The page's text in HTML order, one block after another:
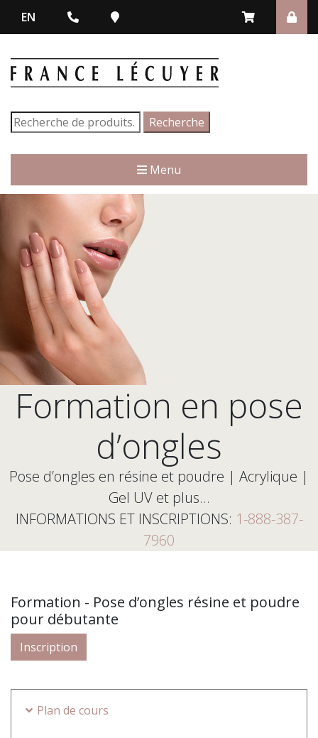
EN
Recherche
pour :
Recherche
Menu
Formation en pose
d’ongles
Pose d’ongles en résine et poudre | Acrylique |
Gel UV et plus…
INFORMATIONS ET INSCRIPTIONS: 1-888-387-
7960
Formation - Pose d’ongles résine et poudre
pour débutante
Inscription
Plan de cours